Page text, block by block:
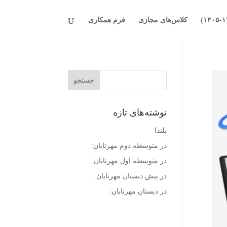
کلاس‌های مجازی فرم همکاری
نوشته‌های تازه
بلندا
در متوسطه دوم مهرتابان:
در متوسطه اول مهرتابان:
در پیش دبستان مهرتابان:
در دبستان مهرتابان: